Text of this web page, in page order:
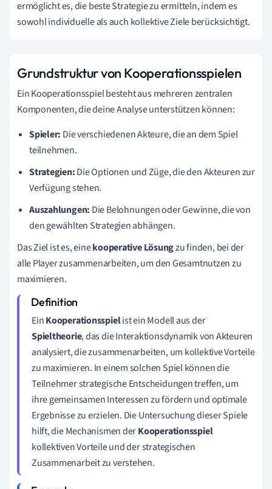
ermöglicht es, die beste Strategie zu ermitteln, indem es
sowohl individuelle als auch kollektive Ziele berücksichtigt.
Grundstruktur von Kooperationsspielen
Ein Kooperationsspiel besteht aus mehreren zentralen
Komponenten, die deine Analyse unterstützen können:
Spieler: Die verschiedenen Akteure, die an dem Spiel
teilnehmen.
Strategien:Die Optionen und Züge, die den Akteuren zur
Verfügung stehen.
Auszahlungen: Die Belohnungen oder Gewinne, die von
den gewählten Strategien abhängen.
Das Ziel ist es, einekooperative Lösungzu finden, bei der
alle Player zusammenarbeiten, um den Gesamtnutzen zu
maximieren.
EinKooperationsspielist ein Modell aus der
Spieltheorie, das die Interaktionsdynamik von Akteuren
analysiert, die zusammenarbeiten, um kollektive Vorteile
zu maximieren. In einem solchen Spiel können die
Teilnehmer strategische Entscheidungen treffen, um
ihre gemeinsamen Interessen zu fördern und optimale
Ergebnisse zu erzielen. Die Untersuchung dieser Spiele
hilft, die Mechanismen derKooperationsspiel
kollektiven Vorteile und der strategischen
Zusammenarbeit zu verstehen.